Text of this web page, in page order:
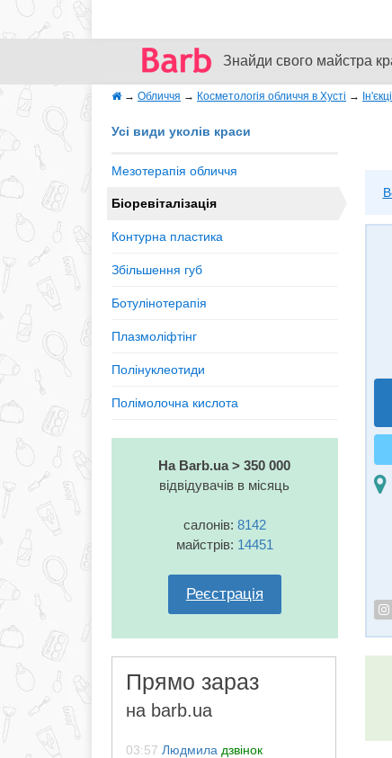
Знайди свого майстра
→ Обличчя → Косметологія обличчя в Хусті →
Усі види уколів краси
Мезотерапія обличчя
Біоревіталізація
Контурна пластика
Збільшення губ
Ботулінотерапія
Плазмоліфтінг
Полінуклеотиди
Полімолочна кислота
На Barb.ua > 350 000
відвідувачів в місяць
салонів: 8142
майстрів: 14451
Реєстрація
Прямо зараз
на barb.ua
03:57 Людмила дзвінок